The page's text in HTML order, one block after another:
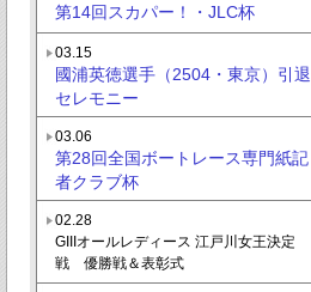
第14回スカパー！・JLC杯
03.15
國浦英徳選手（2504・東京）引退
セレモニー
03.06
第28回全国ボートレース専門紙記
者クラブ杯
02.28
GIIIオールレディース 江戸川女王決定
戦 優勝戦＆表彰式